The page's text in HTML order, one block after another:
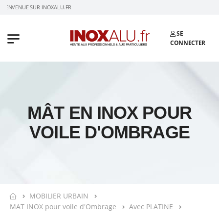
SUR INOXALU.FR
SE
CONNECTER
MÂT EN INOX POUR
VOILE D'OMBRAGE
MOBILIER URBAIN
MAT INOX pour voile d'Ombrage
Avec PLATINE